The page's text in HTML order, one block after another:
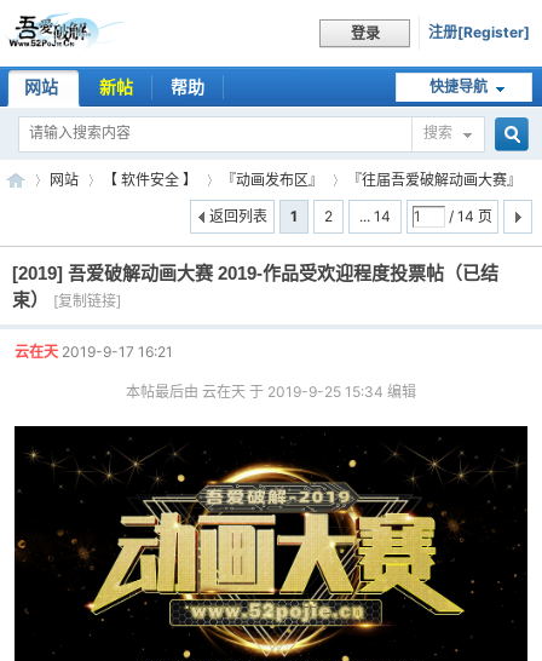
登录 注册[Register]
快捷导航
网站 新帖 帮助
搜索
索
吾 »
网站
›
【 软件安全 】
›
『动画发布区』
›
『往届吾爱破解动画大赛』
1
2 ... 14 / 14 页
返回列表
[2019] 吾爱破解动画大赛 2019-作品受欢迎程度投票帖（已结
束）
[复制链接]
云在天 2019-9-17 16:21
本帖最后由 云在天 于 2019-9-25 15:34 编辑